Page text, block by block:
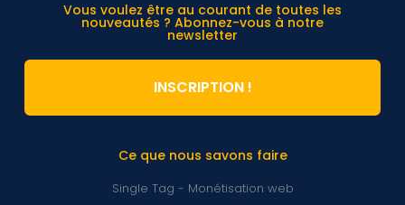
Ce que nous savons faire
Single Tag - Monétisation web
Vous voulez être au courant de toutes les
nouveautés ? Abonnez-vous à notre
newsletter
INSCRIPTION !